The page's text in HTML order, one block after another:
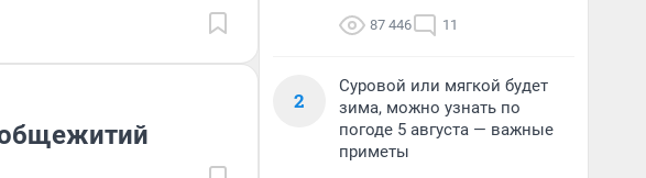
общежитий
87 446 11
2
Суровой или мягкой будет
зима, можно узнать по
погоде 5 августа — важные
приметы